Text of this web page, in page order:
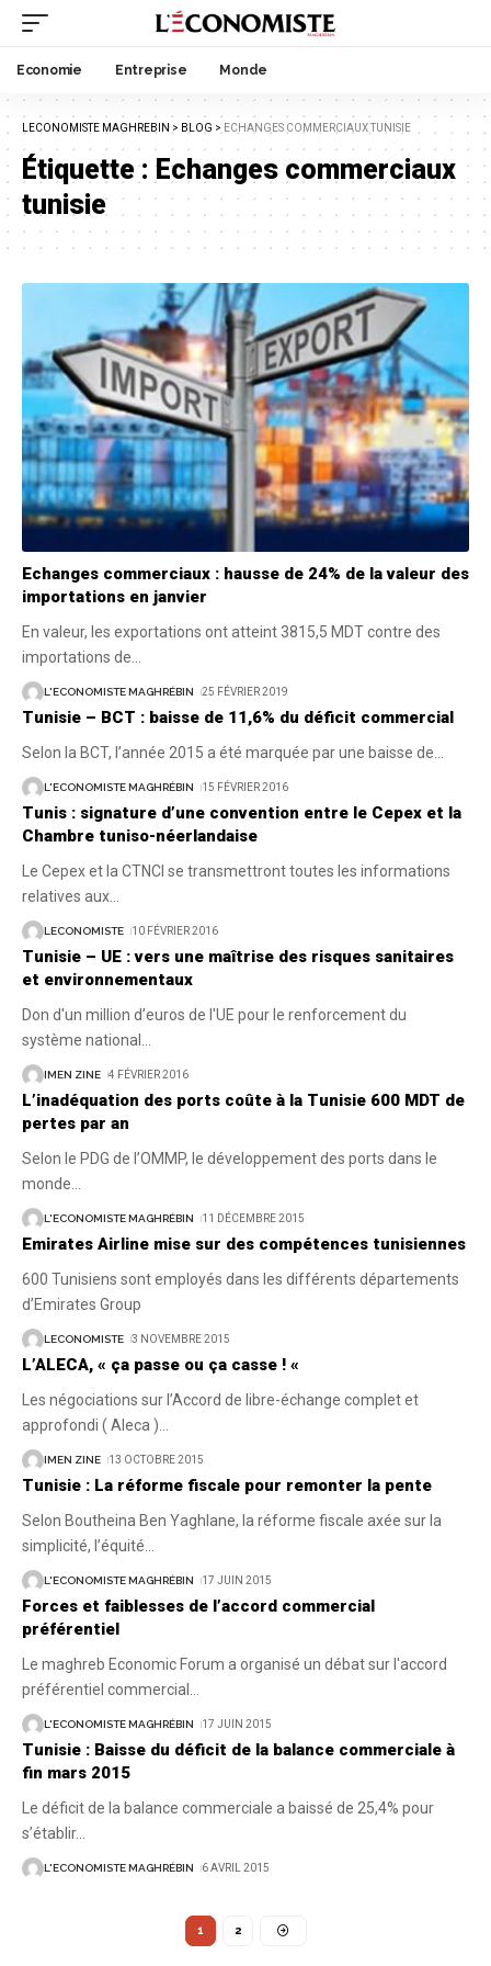
Economie Entreprise Monde
LECONOMISTE MAGHREBIN > BLOG > ECHANGES COMMERCIAUX TUNISIE
Étiquette :Echanges commerciaux
tunisie
Echanges commerciaux : hausse de 24% de la valeur des
importations en janvier
En valeur, les exportations ont atteint 3815,5 MDT contre des
importations de
L'ECONOMISTE MAGHRÉBIN 25 FÉVRIER 2019
Tunisie – BCT : baisse de 11,6% du déficit commercial
Selon la BCT, l’année 2015 a été marquée par une baisse de
L'ECONOMISTE MAGHRÉBIN 15 FÉVRIER 2016
Tunis : signature d’une convention entre le Cepex et la
Chambre tuniso-néerlandaise
Le Cepex et la CTNCI se transmettront toutes les informations
relatives aux
LECONOMISTE 10 FÉVRIER 2016
Tunisie – UE : vers une maîtrise des risques sanitaires
et environnementaux
Don d'un million d’euros de l'UE pour le renforcement du
système national
IMEN ZINE 4 FÉVRIER 2016
L’inadéquation des ports coûte à la Tunisie 600 MDT de
pertes par an
Selon le PDG de l’OMMP, le développement des ports dans le
monde
L'ECONOMISTE MAGHRÉBIN 11 DÉCEMBRE 2015
Emirates Airline mise sur des compétences tunisiennes
600 Tunisiens sont employés dans les différents départements
d’Emirates Group
LECONOMISTE 3 NOVEMBRE 2015
L’ALECA, « ça passe ou ça casse ! «
Les négociations sur l’Accord de libre-échange complet et
approfondi ( Aleca )
IMEN ZINE 13 OCTOBRE 2015
Tunisie : La réforme fiscale pour remonter la pente
Selon Boutheina Ben Yaghlane, la réforme fiscale axée sur la
simplicité, l’équité
L'ECONOMISTE MAGHRÉBIN 17 JUIN 2015
Forces et faiblesses de l’accord commercial
préférentiel
Le maghreb Economic Forum a organisé un débat sur l'accord
préférentiel commercial
L'ECONOMISTE MAGHRÉBIN 17 JUIN 2015
Tunisie : Baisse du déficit de la balance commerciale à
fin mars 2015
Le déficit de la balance commerciale a baissé de 25,4% pour
s’établir…
L'ECONOMISTE MAGHRÉBIN 6 AVRIL 2015
1 2